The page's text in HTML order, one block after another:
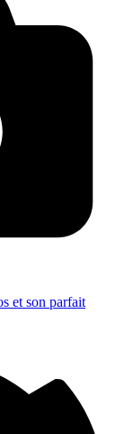
et son parfait